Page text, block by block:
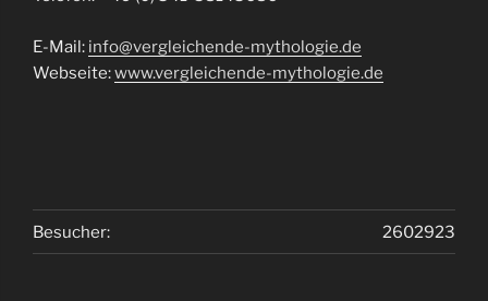
E-Mail: info@vergleichende-mythologie.de
Webseite:www.vergleichende-mythologie.de
2602923
Besucher: